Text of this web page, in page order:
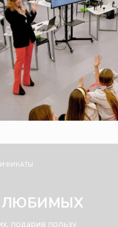
подарив пользу
ЛЮБИМЫХ